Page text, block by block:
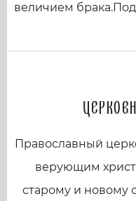
величием
Православный
верующим
старому и новому